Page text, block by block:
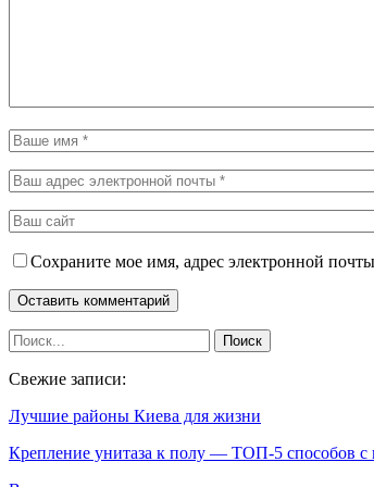
Сохраните мое имя, адрес электронной
Свежие записи:
Лучшие районы Киева для жизни
Крепление унитаза к полу — ТОП-5 способов с